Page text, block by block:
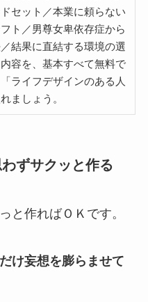
セット／本業に頼らない
ト／男尊女卑依存症から
結果に直結する環境の選
容を、基本すべて無料で
ライフデザインのある人
ましょう。
ずサクッと作る
と作ればＯＫです。
け妄想を膨らませて